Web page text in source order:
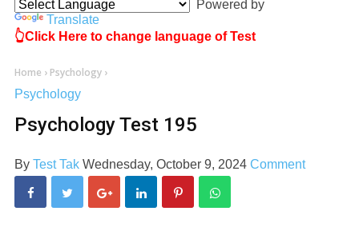
Powered by
Translate
👆Click Here to change language of Test
Home › Psychology ›
Psychology
Psychology Test 195
By Test Tak Wednesday, October 9, 2024 Comment